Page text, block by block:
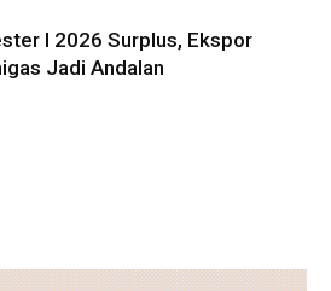
I 2026 Surplus, Ekspor
Jadi Andalan